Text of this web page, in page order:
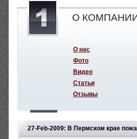
27-Feb-2009: В Пермском крае
О
О нас
Фото
Видео
Статьи
Отзывы